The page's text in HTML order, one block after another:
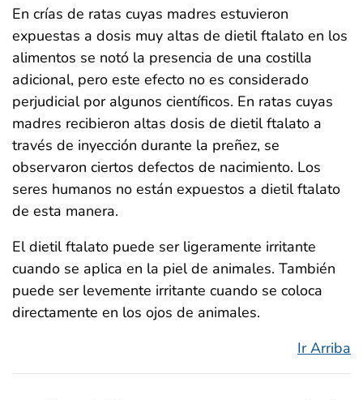
En crías de ratas cuyas madres estuvieron
expuestas a dosis muy altas de dietil ftalato en los
alimentos se notó la presencia de una costilla
adicional, pero este efecto no es considerado
perjudicial por algunos científicos. En ratas cuyas
madres recibieron altas dosis de dietil ftalato a
través de inyección durante la preñez, se
observaron ciertos defectos de nacimiento. Los
seres humanos no están expuestos a dietil ftalato
de esta manera.
El dietil ftalato puede ser ligeramente irritante
cuando se aplica en la piel de animales. También
puede ser levemente irritante cuando se coloca
directamente en los ojos de animales.
Ir Arriba